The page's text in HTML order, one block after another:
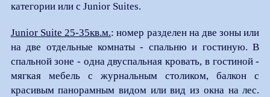
категории или с Junior Suites.
Junior Suite 25-35кв.м.: номер разделен на две зоны или
на две отдельные комнаты - спальню и гостиную. В
спальной зоне - одна двуспальная кровать, в гостиной -
мягкая мебель с журнальным столиком, балкон с
красивым панорамным видом или вид из окна на лес.